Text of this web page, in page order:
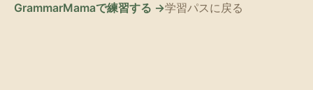
GrammarMamaで練習する →学習パスに戻る